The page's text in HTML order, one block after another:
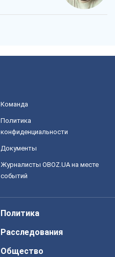
Команда
Политика
конфиденциальности
Документы
Журналисты OBOZ.UA на месте
событий
Политика
Расследования
Общество